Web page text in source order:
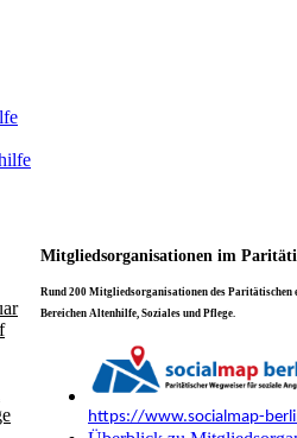
Mitgliedsorganisationen im
Rund 200 Mitgliedsorganisationen des Paritätischen
Bereichen Altenhilfe, Soziales und Pflege.
https://www.socialmap-